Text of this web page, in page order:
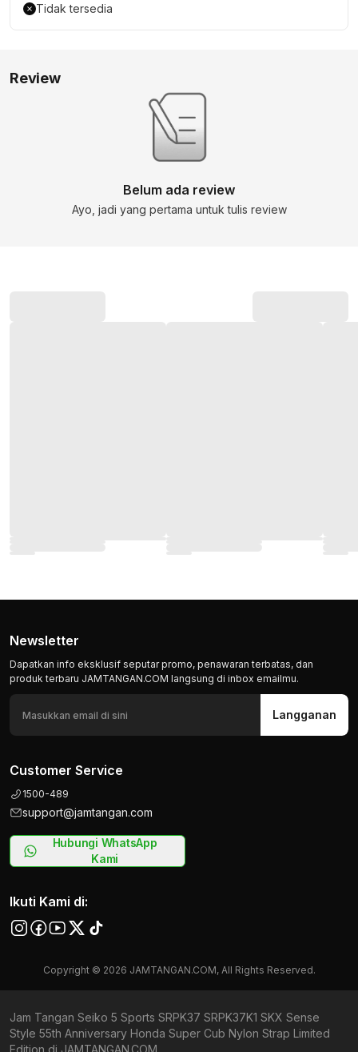
Newsletter
Dapatkan info eksklusif seputar promo, penawaran terbatas, dan
produk terbaru JAMTANGAN.COM langsung di inbox emailmu.
Langganan
Customer Service
1500-489
support@jamtangan.com
Hubungi WhatsApp
Kami
Ikuti Kami di:
Copyright © 2026 JAMTANGAN.COM, All Rights Reserved.
Jam Tangan Seiko 5 Sports SRPK37 SRPK37K1 SKX Sense
Style 55th Anniversary Honda Super Cub Nylon Strap Limited
Edition di JAMTANGAN.COM
Tidak tersedia
Review
Belum ada review
Ayo, jadi yang pertama untuk tulis review